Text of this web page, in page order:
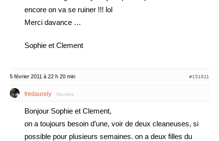
encore on va se ruiner !!! lol
Merci davance …
Sophie et Clement
5 février 2011 à 22 h 20 min #151811
fredaurely Membre
Bonjour Sophie et Clement,
on a toujours besoin d’une, voir de deux cleaneuses, si
possible pour plusieurs semaines. on a deux filles du